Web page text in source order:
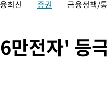
]이 대통령, '호우피해' 안동·의성
]중수청 지원 검사들, 정원 초과 시
닉스, 용인·청주 팹에 54조 투자
구 이재영·이다영 자매, 아제르바이
심판 성 접대 7경기 들여다보니…한
최신 증권 금융정책/
만전자' 등